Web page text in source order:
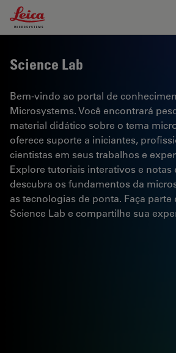
Leica Microsystems Logo
Science Lab
Bem-vindo ao portal de
Microsystems. Você encontrará
material didático sobre o tema
oferece suporte a iniciantes,
cientistas em seus trabalhos e
Explore tutoriais interativos e notas
descubra os fundamentos da
as tecnologias de ponta. Faça
Science Lab e compartilhe sua